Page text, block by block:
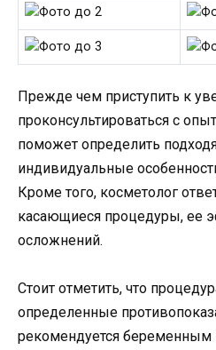
Прежде чем приступить к
проконсультироваться с
поможет определить
индивидуальные
Кроме того, косметолог
касающиеся процедуры, ее
осложнений.
Стоит отметить, что
определенные
рекомендуется